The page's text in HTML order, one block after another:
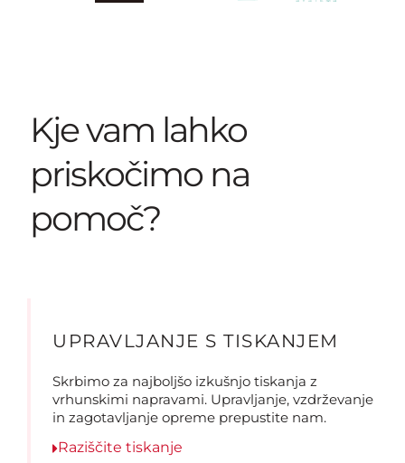
Kje vam lahko
priskočimo na
pomoč?
UPRAVLJANJE S TISKANJEM
Skrbimo za najboljšo izkušnjo tiskanja z
vrhunskimi napravami. Upravljanje, vzdrževanje
in zagotavljanje opreme prepustite nam.
Raziščite tiskanje